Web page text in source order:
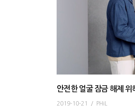
안전한 얼굴 잠금 해제
2019-10-21 / PHiL